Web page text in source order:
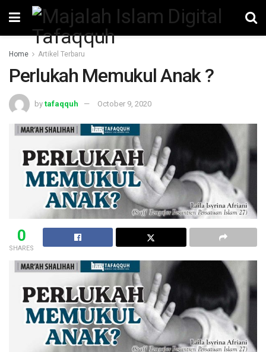
Home Artikel Terbaru
Perlukah Memukul Anak ?
by tafaqquh October 9, 2020
0
SHARES